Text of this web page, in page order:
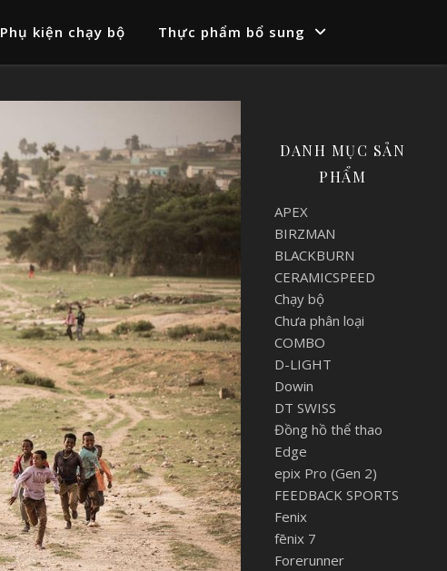
Phụ kiện chạy bộ Thực phẩm bổ sung
DANH MỤC SẢN
PHẨM
APEX
BIRZMAN
BLACKBURN
CERAMICSPEED
Chạy bộ
Chưa phân loại
COMBO
D-LIGHT
Dowin
DT SWISS
Đồng hồ thể thao
Edge
epix Pro (Gen 2)
FEEDBACK SPORTS
Fenix
fēnix 7
Forerunner